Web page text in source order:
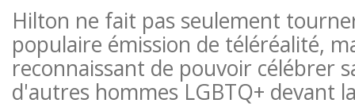
Hilton ne fait pas seulement
populaire émission de téléréalité,
reconnaissant de pouvoir célébrer
d'autres hommes LGBTQ+ devant